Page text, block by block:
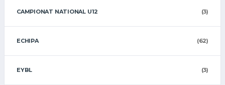
CAMPIONAT NATIONAL U12 (3)
ECHIPA (62)
EYBL (3)